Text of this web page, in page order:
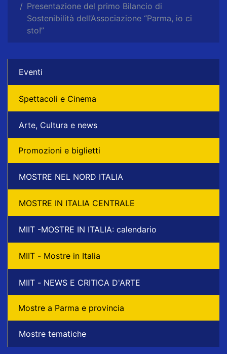
Presentazione del primo Bilancio di
Sostenibilità dell’Associazione “Parma, io ci
sto!”
Eventi
Spettacoli e Cinema
Arte, Cultura e news
Promozioni e biglietti
MOSTRE NEL NORD ITALIA
MOSTRE IN ITALIA CENTRALE
MIIT -MOSTRE IN ITALIA: calendario
MIIT - Mostre in Italia
MIIT - NEWS E CRITICA D'ARTE
Mostre a Parma e provincia
Mostre tematiche